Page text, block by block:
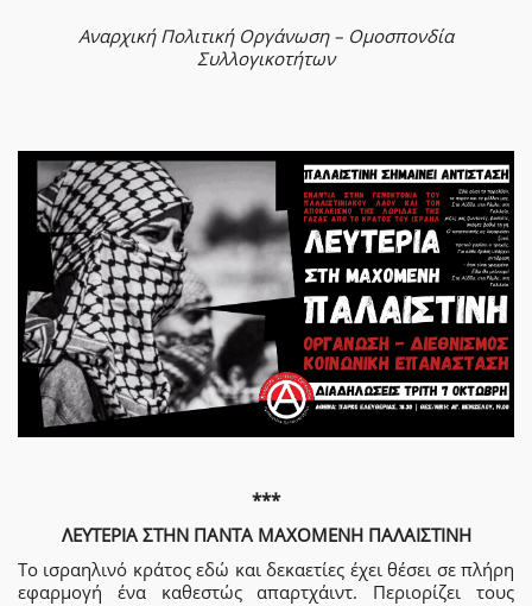
Αναρχική Πολιτική Οργάνωση – Ομοσπονδία
Συλλογικοτήτων
***
ΛΕΥΤΕΡΙΑ ΣΤΗΝ ΠΑΝΤΑ ΜΑΧΟΜΕΝΗ ΠΑΛΑΙΣΤΙΝΗ
Το ισραηλινό κράτος εδώ και δεκαετίες έχει θέσει σε πλήρη
εφαρμογή ένα καθεστώς απαρτχάιντ. Περιορίζει τους